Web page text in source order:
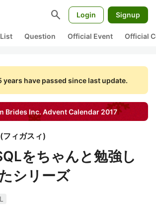
search Login Signup
Question Official Event Official
years have passed since last update.
Brides Inc. Advent Calendar 2017
(フィガスィ)
をちゃんと勉強し
シリーズ